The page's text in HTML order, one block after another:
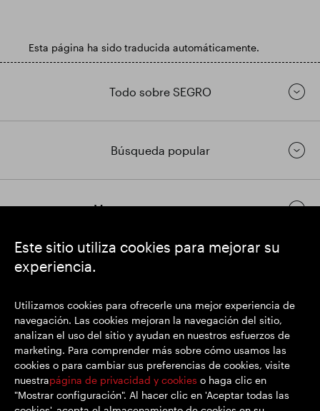
Este sitio utiliza cookies para mejorar su
experiencia.
Utilizamos cookies para ofrecerle una mejor experiencia de
navegación. Las cookies mejoran la navegación del sitio,
analizan el uso del sitio y ayudan en nuestros esfuerzos de
marketing. Para comprender más sobre cómo usamos las
cookies o para cambiar sus preferencias de cookies, visite
nuestrapágina de privacidad y cookies o haga clic en
"Mostrar configuración". Al hacer clic en 'Aceptar todas las
Esta página ha sido traducida automáticamente.
Todo sobre SEGRO
Búsqueda popular
Mantenerse en contacto
Domicilio social: 1 New Burlington Place, Londres W1S 2HR
Número de registro del Reino Unido 167591
Lugar de registro: Inglaterra y Gales
© SEGRO 2022